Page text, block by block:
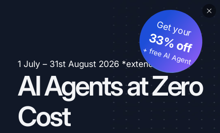
1 July – 31st August 2026 *extended
AI Agents at Zero
Cost
Get your
33% off
+ free AI Agent